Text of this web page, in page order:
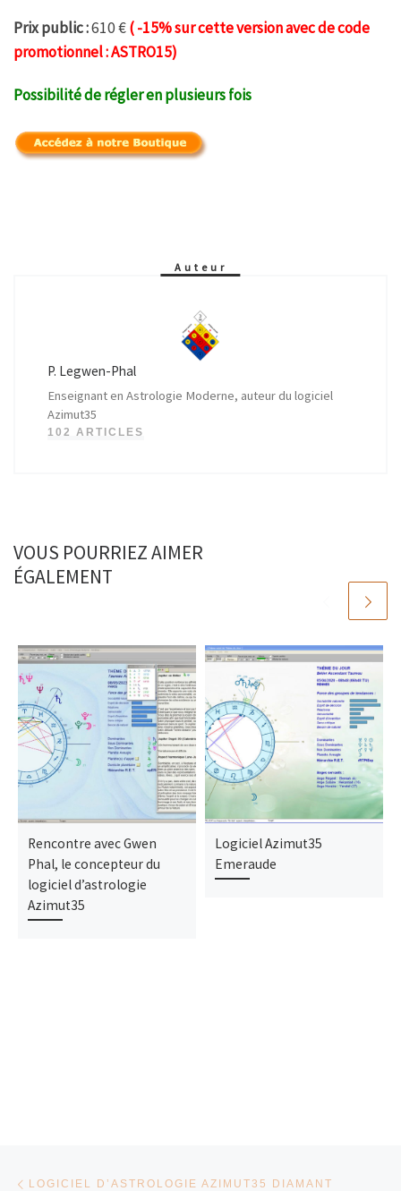
Prix public :610 €( -15% sur cette version avec de code
promotionnel : ASTRO15)
Possibilité de régler en plusieurs fois
Auteur
P. Legwen-Phal
Enseignant en Astrologie Moderne, auteur du logiciel
Azimut35
102 ARTICLES
VOUS POURRIEZ AIMER
ÉGALEMENT
Rencontre avec Gwen
Phal, le concepteur du
logiciel d’astrologie
Azimut35
Logiciel Azimut35
Emeraude
LOGICIEL D’ASTROLOGIE AZIMUT35 DIAMANT